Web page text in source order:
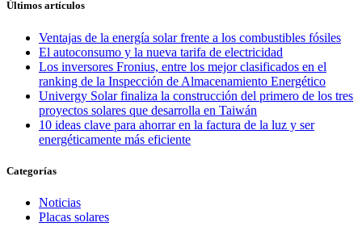
Últimos artículos
Ventajas de la energía solar frente a los combustibles fósiles
El autoconsumo y la nueva tarifa de electricidad
Los inversores Fronius, entre los mejor clasificados en el
ranking de la Inspección de Almacenamiento Energético
Univergy Solar finaliza la construcción del primero de los tres
proyectos solares que desarrolla en Taiwán
10 ideas clave para ahorrar en la factura de la luz y ser
energéticamente más eficiente
Categorías
Noticias
Placas solares